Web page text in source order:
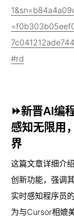
#rd
⏩新晋AI编
感知无限用
界
这篇文章详细介
创新功能，强调
实时感知程序员
为与Cursor相媲